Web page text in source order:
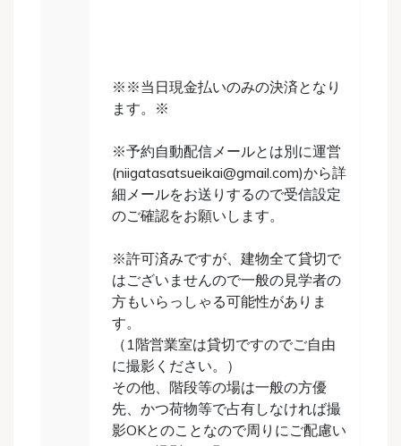
※※当日現金払いのみの決済となり
ます。※
※予約自動配信メールとは別に運営
(niigatasatsueikai@gmail.com)から詳
細メールをお送りするので受信設定
のご確認をお願いします。
※許可済みですが、建物全て貸切で
はございませんので一般の見学者の
方もいらっしゃる可能性がありま
す。
（1階営業室は貸切ですのでご自由
に撮影ください。）
その他、階段等の場は一般の方優
先、かつ荷物等で占有しなければ撮
影OKとのことなので周りにご配慮い